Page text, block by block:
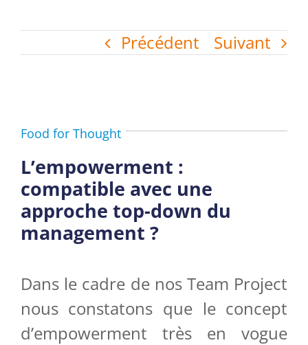
Précédent Suivant
Food for Thought
L’empowerment :
compatible avec une
approche top-down du
management ?
Dans le cadre de nos Team Project
nous constatons que le concept
d’empowerment très en vogue